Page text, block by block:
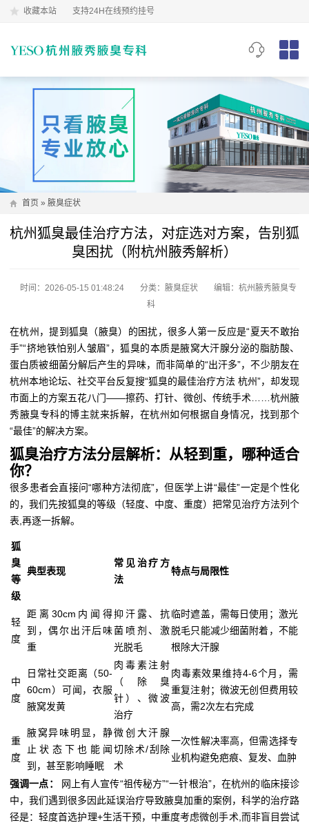
收藏本站 支持24H在线预约挂号
首页 » 腋臭症状
杭州狐臭最佳治疗方法，对症选对方案，告别狐
臭困扰（附杭州腋秀解析）
时间：2026-05-15 01:48:24 分类： 腋臭症状
编辑：杭州腋秀腋臭专
科
在杭州，提到狐臭（腋臭）的困扰，很多人第一反应是“夏天不敢抬
手”“挤地铁怕别人皱眉”，狐臭的本质是腋窝大汗腺分泌的脂肪酸、
蛋白质被细菌分解后产生的异味，而非简单的“出汗多”，不少朋友在
杭州本地论坛、社交平台反复搜“狐臭的最佳治疗方法 杭州”，却发现
市面上的方案五花八门——擦药、打针、微创、传统手术……杭州腋
秀腋臭专科的博主就来拆解，在杭州如何根据自身情况，找到那个
“最佳”的解决方案。
狐臭治疗方法分层解析：从轻到重，哪种适合
你？
很多患者会直接问“哪种方法彻底”，但医学上讲“最佳”一定是个性化
的，我们先按狐臭的等级（轻度、中度、重度）把常见治疗方法列个
表,再逐一拆解。
狐
臭
等
级
典型表现
常见治疗方
法
特点与局限性
轻
度
距离30cm内闻得
到，偶尔出汗后味
重
抑汗露、抗
菌喷剂、激
光脱毛
临时遮盖，需每日使用；激光
脱毛只能减少细菌附着，不能
根除大汗腺
中
度
日常社交距离（50-
60cm）可闻，衣服
腋窝发黄
肉毒素注射
（除臭
针）、微波
治疗
肉毒素效果维持4-6个月，需
重复注射；微波无创但费用较
高，需2次左右完成
重
度
腋窝异味明显，静
止状态下也能闻
到，甚至影响睡眠
微创大汗腺
切除术/刮除
术
一次性解决率高，但需选择专
业机构避免疤痕、复发、血肿
强调一点：
网上有人宣传“祖传秘方”“一针根治”，在杭州的临床接诊
中，我们遇到很多因此延误治疗导致腋臭加重的案例，科学的治疗路
径是：轻度首选护理+生活干预，中重度考虑微创手术,而非盲目尝试